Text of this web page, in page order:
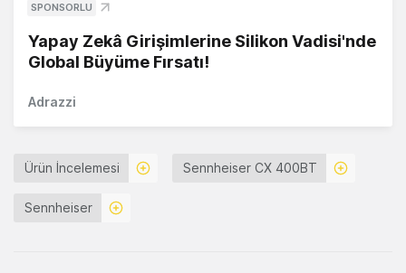
SPONSORLU
Yapay Zekâ Girişimlerine Silikon Vadisi'nde
Global Büyüme Fırsatı!
Adrazzi
Ürün İncelemesi Sennheiser CX 400BT
Sennheiser